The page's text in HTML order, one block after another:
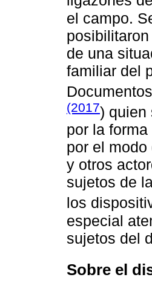
el campo.
de una
familiar del
(2017) quien
por la
por el
y otros
sujetos de
los
especial
sujetos del
Sobre el